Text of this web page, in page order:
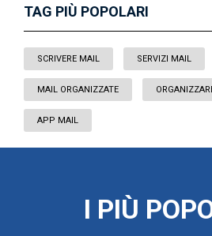
TAG PIÙ POPOLARI
SCRIVERE MAIL SERVIZI MAIL
MAIL ORGANIZZATE
APP MAIL
I PIÙ